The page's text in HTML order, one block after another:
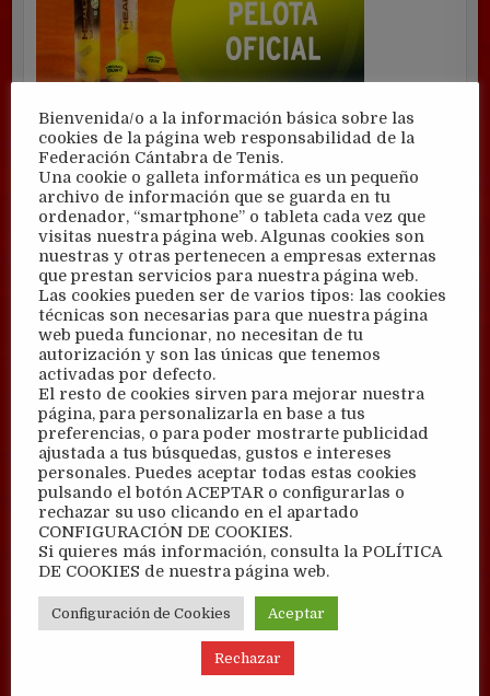
Bienvenida/o a la información básica sobre las
cookies de la página web responsabilidad de la
Federación Cántabra de Tenis.
Una cookie o galleta informática es un pequeño
archivo de información que se guarda en tu
ordenador, “smartphone” o tableta cada vez que
visitas nuestra página web. Algunas cookies son
nuestras y otras pertenecen a empresas externas
que prestan servicios para nuestra página web.
Las cookies pueden ser de varios tipos: las cookies
técnicas son necesarias para que nuestra página
web pueda funcionar, no necesitan de tu
autorización y son las únicas que tenemos
activadas por defecto.
El resto de cookies sirven para mejorar nuestra
página, para personalizarla en base a tus
preferencias, o para poder mostrarte publicidad
ajustada a tus búsquedas, gustos e intereses
personales. Puedes aceptar todas estas cookies
pulsando el botón ACEPTAR o configurarlas o
rechazar su uso clicando en el apartado
CONFIGURACIÓN DE COOKIES.
Si quieres más información, consulta la POLÍTICA
DE COOKIES de nuestra página web.
Configuración de Cookies Aceptar
Rechazar